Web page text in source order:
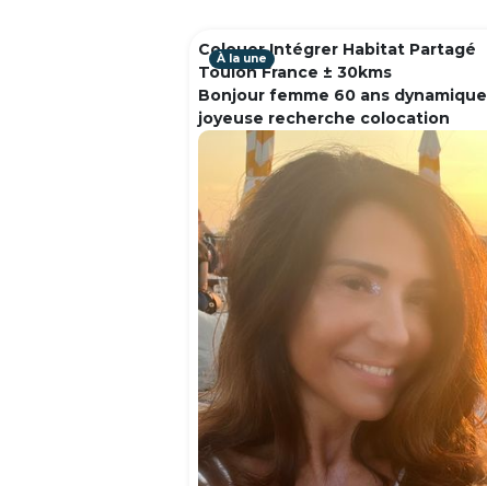
Colouer Intégrer Habitat Partagé
Toulon France ± 30kms
Bonjour femme 60 ans dynamique
joyeuse recherche colocation
À la une